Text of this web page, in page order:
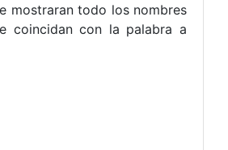
mostraran todo los nombres
coincidan con la palabra a